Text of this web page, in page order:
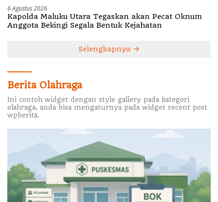
6 Agustus 2026
Kapolda Maluku Utara Tegaskan akan Pecat Oknum
Anggota Bekingi Segala Bentuk Kejahatan
Selengkapnya
Berita Olahraga
Ini contoh widget dengan style gallery pada kategori
olahraga, anda bisa mengaturnya pada widget recent post
wpberita.